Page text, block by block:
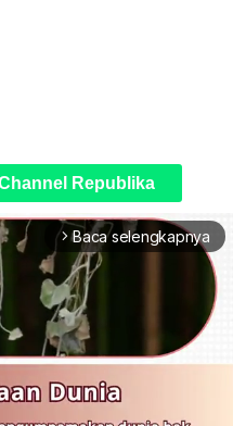
Republika
arrow_forward_ios Baca selengkapnya